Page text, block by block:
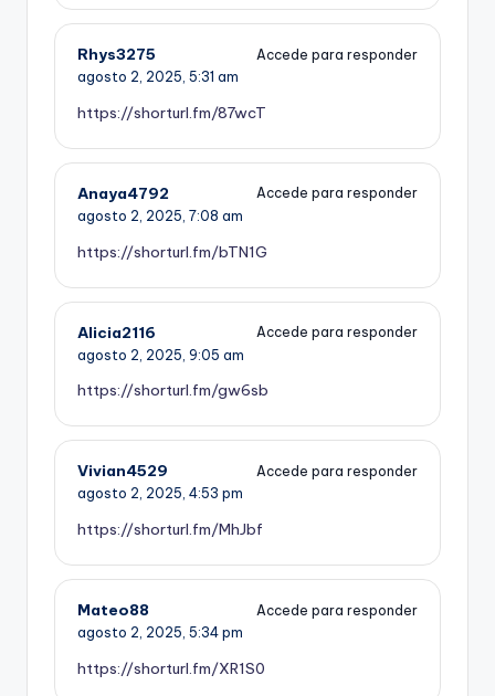
Rhys3275
Accede para responder
agosto 2, 2025, 5:31 am
https://shorturl.fm/87wcT
Anaya4792
Accede para responder
agosto 2, 2025, 7:08 am
https://shorturl.fm/bTN1G
Alicia2116
Accede para responder
agosto 2, 2025, 9:05 am
https://shorturl.fm/gw6sb
Vivian4529
Accede para responder
agosto 2, 2025, 4:53 pm
https://shorturl.fm/MhJbf
Mateo88
Accede para responder
agosto 2, 2025, 5:34 pm
https://shorturl.fm/XR1S0